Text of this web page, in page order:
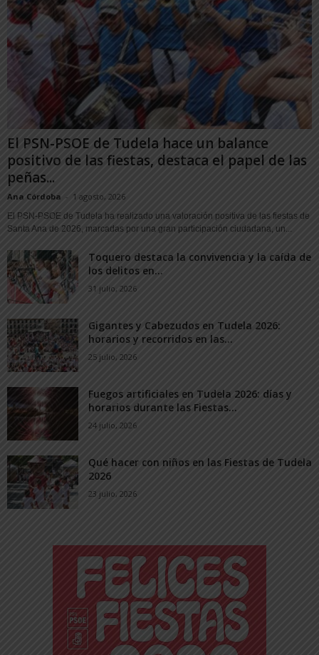
El PSN-PSOE de Tudela hace un balance
positivo de las fiestas, destaca el papel de las
peñas...
Ana Córdoba - 1 agosto, 2026
El PSN-PSOE de Tudela ha realizado una valoración positiva de las fiestas de
Santa Ana de 2026, marcadas por una gran participación ciudadana, un...
Toquero destaca la convivencia y la caída de
los delitos en...
31 julio, 2026
Gigantes y Cabezudos en Tudela 2026:
horarios y recorridos en las...
25 julio, 2026
Fuegos artificiales en Tudela 2026: días y
horarios durante las Fiestas...
24 julio, 2026
Qué hacer con niños en las Fiestas de Tudela
2026
23 julio, 2026